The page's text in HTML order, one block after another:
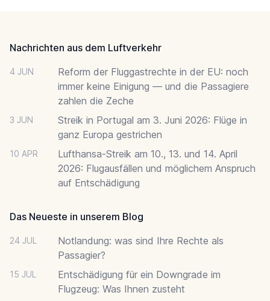
Nachrichten aus dem Luftverkehr
4 JUN
Reform der Fluggastrechte in der EU: noch
immer keine Einigung — und die Passagiere
zahlen die Zeche
3 JUN
Streik in Portugal am 3. Juni 2026: Flüge in
ganz Europa gestrichen
10 APR
Lufthansa-Streik am 10., 13. und 14. April
2026: Flugausfällen und möglichem Anspruch
auf Entschädigung
Das Neueste in unserem Blog
24 JUL
Notlandung: was sind Ihre Rechte als
Passagier?
15 JUL
Entschädigung für ein Downgrade im
Flugzeug: Was Ihnen zusteht